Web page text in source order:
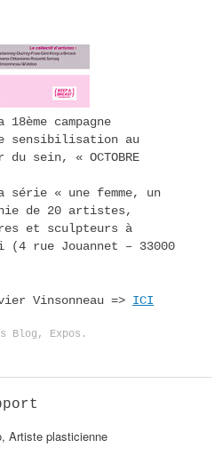
campagne
sensibilisation au
sein, « OCTOBRE
« une femme, un
de 20 artistes,
et sculpteurs à
(4 rue Jouannet – 33000
Vinsonneau => ICI
Blog , Expos .
Artiste plasticienne